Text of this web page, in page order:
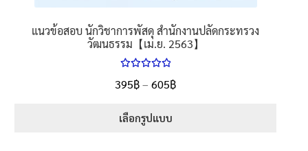
แนวข้อสอบ นักวิชาการพัสดุ สำนักงานปลัดกระทรวง
วัฒนธรรม【เม.ย. 2563】
5.00
ตั้งแต่
395฿– 605฿Price
เลือกรูปแบบ